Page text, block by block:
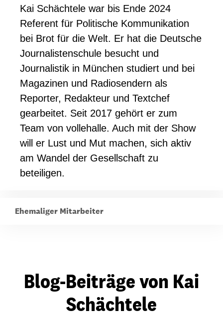
Kai Schächtele war bis Ende 2024
Referent für Politische Kommunikation
bei Brot für die Welt. Er hat die Deutsche
Journalistenschule besucht und
Journalistik in München studiert und bei
Magazinen und Radiosendern als
Reporter, Redakteur und Textchef
gearbeitet. Seit 2017 gehört er zum
Team von vollehalle. Auch mit der Show
will er Lust und Mut machen, sich aktiv
am Wandel der Gesellschaft zu
beteiligen.
Ehemaliger Mitarbeiter
Blog-Beiträge von Kai
Schächtele